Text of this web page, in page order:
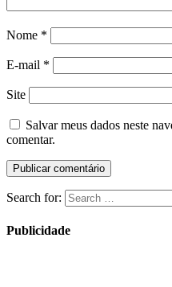
Nome *
E-mail *
Site
Salvar meus dados neste
comentar.
Search for:
Publicidade